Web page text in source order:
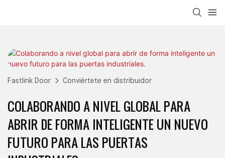
Fastlink Door Conviértete en distribuidor
COLABORANDO A NIVEL GLOBAL PARA
ABRIR DE FORMA INTELIGENTE UN NUEVO
FUTURO PARA LAS PUERTAS